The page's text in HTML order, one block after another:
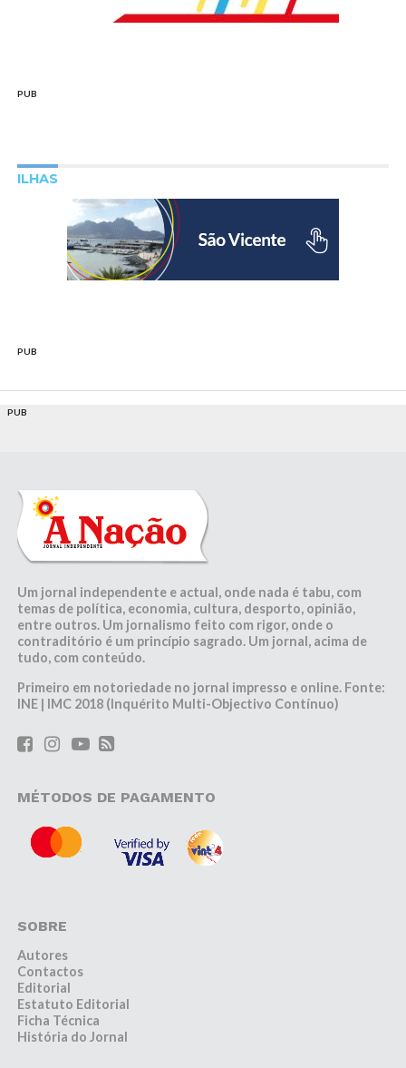
PUB
ILHAS
PUB
PUB
Um jornal independente e actual, onde nada é tabu, com
temas de política, economia, cultura, desporto, opinião,
entre outros. Um jornalismo feito com rigor, onde o
contraditório é um princípio sagrado. Um jornal, acima de
tudo, com conteúdo.
Primeiro em notoriedade no jornal impresso e online. Fonte:
INE | IMC 2018 (Inquérito Multi-Objectivo Contínuo)
MÉTODOS DE PAGAMENTO
SOBRE
Autores
Contactos
Editorial
Estatuto Editorial
Ficha Técnica
História do Jornal